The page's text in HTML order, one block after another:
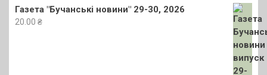
Газета "Бучанські новини" 29-30, 2026
20.00 ₴